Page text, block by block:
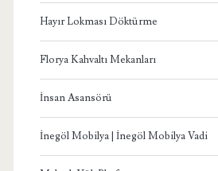
Hayır Lokması Döktürme
Florya Kahvaltı Mekanları
İnsan Asansörü
İnegöl Mobilya | İnegöl Mobilya Vadi